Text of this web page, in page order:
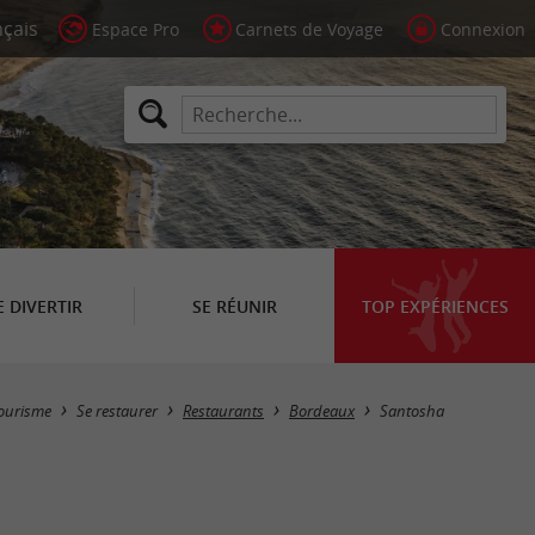
Espace Pro Carnets de Voyage Connexion
DIVERTIR SE RÉUNIR TOP EXPÉRIENCES
Se restaurer Restaurants Bordeaux Santosha